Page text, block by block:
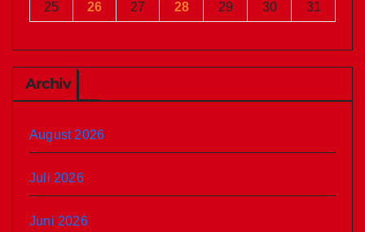
25 26 27 28 29 30 31
Archiv
August 2026
Juli 2026
Juni 2026